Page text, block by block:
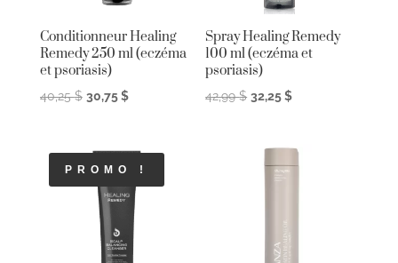
Conditionneur Healing
Remedy 250 ml (eczéma
et psoriasis)
40,25$ Le
40,25 $.
30,75$Le
30,75 $.
Spray Healing Remedy
100 ml (eczéma et
psoriasis)
42,99$ Le
était :
32,25$Le
PROMO !